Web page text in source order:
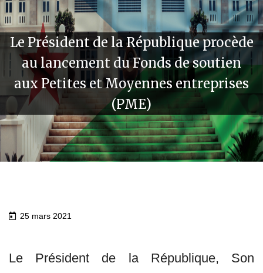
Le Président de la République procède
au lancement du Fonds de soutien
aux Petites et Moyennes entreprises
(PME)
25 mars 2021
Le Président de la République, Son